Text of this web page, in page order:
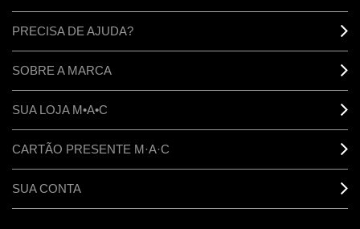
PRECISA DE AJUDA?
SOBRE A MARCA
SUA LOJA M•A•C
CARTÃO PRESENTE M·A·C
SUA CONTA